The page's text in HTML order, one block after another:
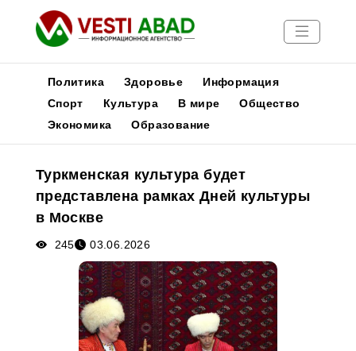
Новости
Медиа
Афиша
Политика Здоровье
Информация
Спорт
Культура В мире
Общество
Экономика
Образование
Туркменская культура будет
представлена рамках Дней культуры
в Москве
245 03.06.2026